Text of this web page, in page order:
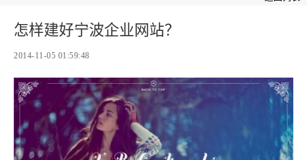
怎样建好宁波企业网站？
2014-11-05 01:59:48